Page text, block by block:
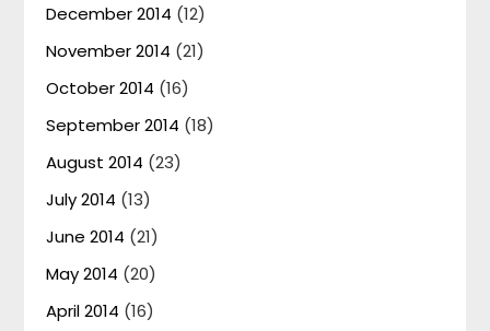
December 2014 (12)
November 2014 (21)
October 2014 (16)
September 2014 (18)
August 2014 (23)
July 2014 (13)
June 2014 (21)
May 2014 (20)
April 2014 (16)